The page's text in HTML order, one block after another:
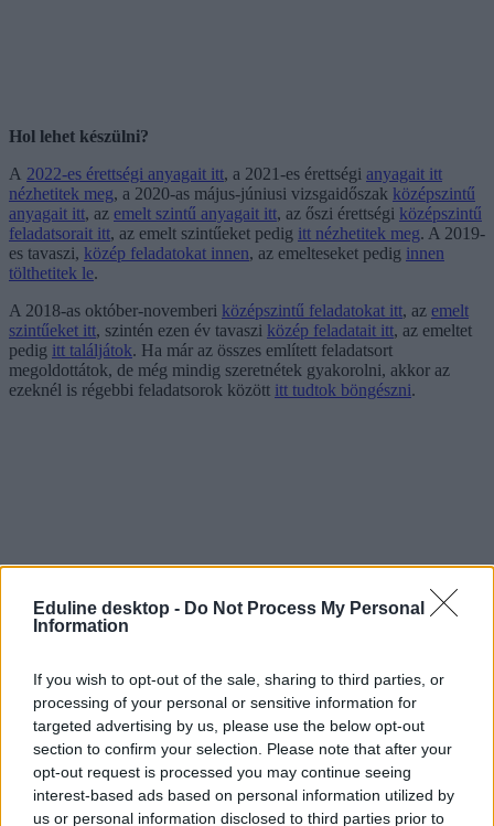
Eduline desktop - Do Not Process My Personal
Information
If you wish to opt-out of the sale, sharing to third parties, or
processing of your personal or sensitive information for
targeted advertising by us, please use the below opt-out
section to confirm your selection. Please note that after your
opt-out request is processed you may continue seeing
interest-based ads based on personal information utilized by
us or personal information disclosed to third parties prior to
Hol lehet készülni?
A 2022-es érettségi anyagait itt, a 2021-es érettségi anyagait itt
nézhetitek meg, a 2020-as május-júniusi vizsgaidőszak középszintű
anyagait itt, az emelt szintű anyagait itt, az őszi érettségi középszintű
feladatsorait itt, az emelt szintűeket pedig itt nézhetitek meg. A 2019-
es tavaszi, közép feladatokat innen, az emelteseket pedig innen
tölthetitek le.
A 2018-as október-novemberi középszintű feladatokat itt, az emelt
szintűeket itt, szintén ezen év tavaszi közép feladatait itt, az emeltet
pedig itt találjátok. Ha már az összes említett feladatsort
megoldottátok, de még mindig szeretnétek gyakorolni, akkor az
ezeknél is régebbi feladatsorok között itt tudtok böngészni.